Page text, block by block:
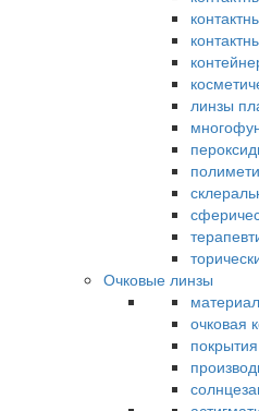
линзы
Очковые линзы
очковая